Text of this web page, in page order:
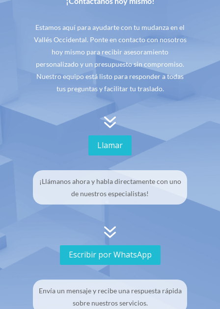
Estamos aquí para ayudarte con tu mudanza en el
Vallés Occidental. Ponte en contacto con nosotros
hoy mismo para recibir asesoramiento
personalizado y un presupuesto sin compromiso.
Nuestro equipo está listo para responder a todas
tus preguntas y facilitar tu traslado.
7
Llamar
¡Llámanos ahora y habla directamente con uno
de nuestros especialistas!
7
Escribir por WhatsApp
Envía un mensaje y recibe una respuesta rápida
sobre nuestros servicios.